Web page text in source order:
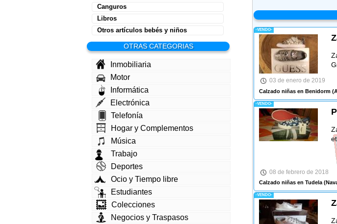
Canguros
Libros
Otros artículos bebés y niños
OTRAS CATEGORIAS
Inmobiliaria
Motor
Informática
Electrónica
Telefonía
Hogar y Complementos
Música
Trabajo
Deportes
Ocio y Tiempo libre
Estudiantes
Colecciones
Negocios y Traspasos
-VENDO-
03 de enero de 2019
Calzado niñas en Benidorm
-VENDO-
08 de febrero de 2018
Calzado niñas en Tudela
-VENDO-